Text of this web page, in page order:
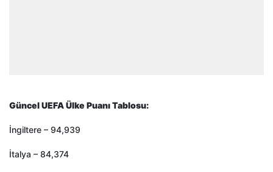
Güncel UEFA Ülke Puanı Tablosu:
İngiltere – 94,939
İtalya – 84,374